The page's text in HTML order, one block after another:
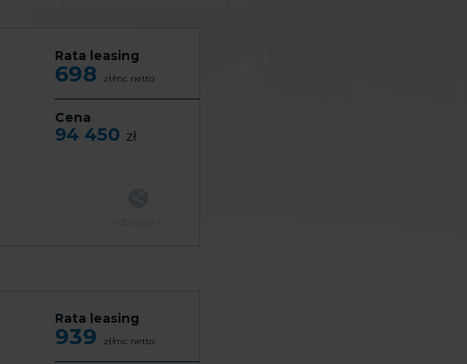
Rata leasing
698 zł/mc netto
Cena
94 450 zł
Rata leasing
939 zł/mc netto